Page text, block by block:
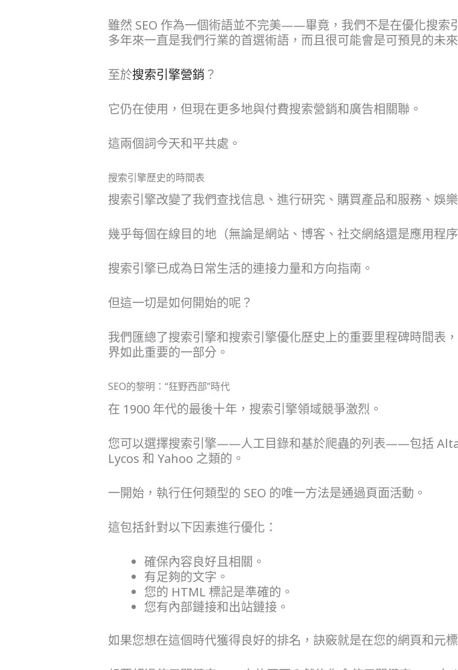
雖然 SEO 作為一個術語並不完美——畢竟，我們不是在優化搜
多年來一直是我們行業的首選術語，而且很可能會是可預見的未來
至於搜索引擎營銷 ？
它仍在使用，但現在更多地與付費搜索營銷和廣告相關聯。
這兩個詞今天和平共處。
搜索引擎歷史的時間表
搜索引擎改變了我們查找信息、進行研究、購買產品和服務、娛
幾乎每個在線目的地（無論是網站、博客、社交網絡還是應用程
搜索引擎已成為日常生活的連接力量和方向指南。
但這一切是如何開始的呢？
我們匯總了搜索引擎和搜索引擎優化歷史上的重要里程碑時間表
界如此重要的一部分。
SEO的黎明：“狂野西部”時代
在 1900 年代的最後十年，搜索引擎領域競爭激烈。
您可以選擇搜索引擎——人工目錄和基於爬蟲的列表——包括
Lycos 和 Yahoo 之類的。
一開始，執行任何類型的 SEO 的唯一方法是通過頁面活動。
這包括針對以下因素進行優化：
確保內容良好且相關。
有足夠的文字。
您的 HTML 標記是準確的。
您有內部鏈接和出站鏈接。
如果您想在這個時代獲得良好的排名，訣竅就是在您的網頁和元